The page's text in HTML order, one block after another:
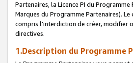
Partenaires, la Licence PI du
Marques du Programme Partenaires).
compris l'interdiction de créer, modifier
directives.
1.Description du Programme